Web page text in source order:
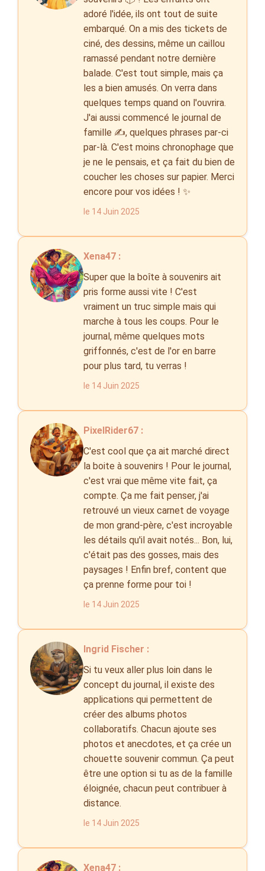
adoré l'idée, ils ont tout de suite
embarqué. On a mis des tickets de
ciné, des dessins, même un caillou
ramassé pendant notre dernière
balade. C'est tout simple, mais ça
les a bien amusés. On verra dans
quelques temps quand on l'ouvrira.
J'ai aussi commencé le journal de
famille ✍️, quelques phrases par-ci
par-là. C'est moins chronophage que
je ne le pensais, et ça fait du bien de
coucher les choses sur papier. Merci
encore pour vos idées ! ✨
le 14 Juin 2025
Xena47 :
Super que la boîte à souvenirs ait
pris forme aussi vite ! C'est
vraiment un truc simple mais qui
marche à tous les coups. Pour le
journal, même quelques mots
griffonnés, c'est de l'or en barre
pour plus tard, tu verras !
le 14 Juin 2025
PixelRider67 :
C'est cool que ça ait marché direct
la boite à souvenirs ! Pour le journal,
c'est vrai que même vite fait, ça
compte. Ça me fait penser, j'ai
retrouvé un vieux carnet de voyage
de mon grand-père, c'est incroyable
les détails qu'il avait notés... Bon, lui,
c'était pas des gosses, mais des
paysages ! Enfin bref, content que
ça prenne forme pour toi !
le 14 Juin 2025
Ingrid Fischer :
Si tu veux aller plus loin dans le
concept du journal, il existe des
applications qui permettent de
créer des albums photos
collaboratifs. Chacun ajoute ses
photos et anecdotes, et ça crée un
chouette souvenir commun. Ça peut
être une option si tu as de la famille
éloignée, chacun peut contribuer à
distance.
le 14 Juin 2025
Xena47 :